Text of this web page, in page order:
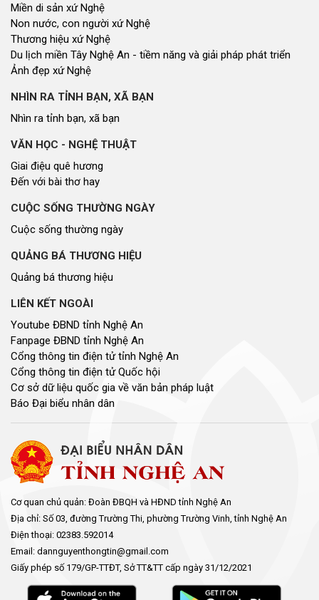
Miền di sản xứ Nghệ
Non nước, con người xứ Nghệ
Thương hiệu xứ Nghệ
Du lịch miền Tây Nghệ An - tiềm năng và giải pháp phát triển
Ảnh đẹp xứ Nghệ
NHÌN RA TỈNH BẠN, XÃ BẠN
Nhìn ra tỉnh bạn, xã bạn
VĂN HỌC - NGHỆ THUẬT
Giai điệu quê hương
Đến với bài thơ hay
CUỘC SỐNG THƯỜNG NGÀY
Cuộc sống thường ngày
QUẢNG BÁ THƯƠNG HIỆU
Quảng bá thương hiệu
LIÊN KẾT NGOÀI
Youtube ĐBND tỉnh Nghệ An
Fanpage ĐBND tỉnh Nghệ An
Cổng thông tin điện tử tỉnh Nghệ An
Cổng thông tin điện tử Quốc hội
Cơ sở dữ liệu quốc gia về văn bản pháp luật
Báo Đại biểu nhân dân
Cơ quan chủ quản: Đoàn ĐBQH và HĐND tỉnh Nghệ An
Địa chỉ: Số 03, đường Trường Thi, phường Trường Vinh, tỉnh Nghệ An
Điện thoại: 02383.592014
Email: dannguyenthongtin@gmail.com
Giấy phép số 179/GP-TTĐT, Sở TT&TT cấp ngày 31/12/2021